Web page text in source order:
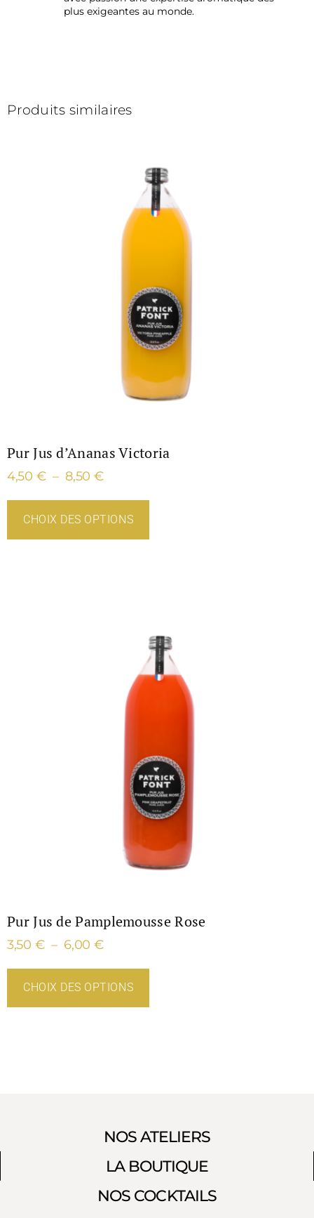
plus exigeantes au monde.
Produits similaires
Pur Jus d’Ananas Victoria
4,50 € – 8,50 €
CHOIX DES OPTIONS
Pur Jus de Pamplemousse Rose
3,50 € – 6,00 €
CHOIX DES OPTIONS
NOS ATELIERS
LA BOUTIQUE
NOS COCKTAILS